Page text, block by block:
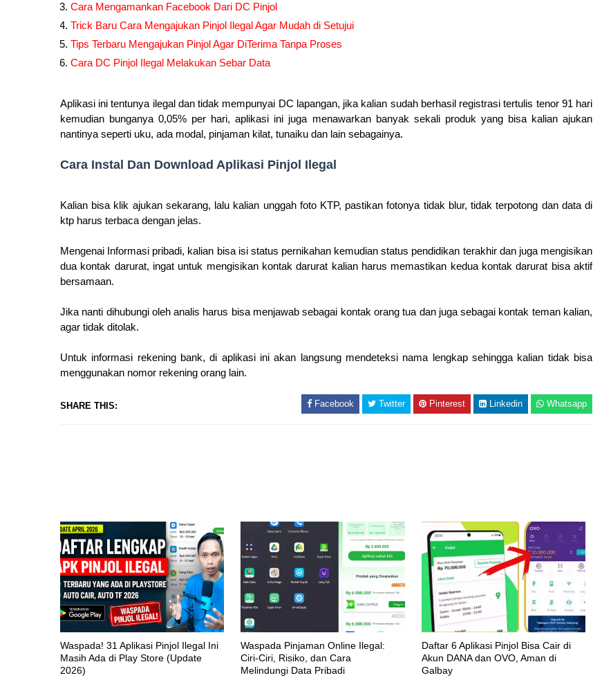
Cara Mengamankan Facebook Dari DC Pinjol
Trick Baru Cara Mengajukan Pinjol Ilegal Agar Mudah di Setujui
Tips Terbaru Mengajukan Pinjol Agar DiTerima Tanpa Proses
Cara DC Pinjol Ilegal Melakukan Sebar Data
Aplikasi ini tentunya ilegal dan tidak mempunyai DC lapangan, jika kalian sudah berhasil registrasi tertulis tenor 91 hari
kemudian bunganya 0,05% per hari, aplikasi ini juga menawarkan banyak sekali produk yang bisa kalian ajukan
nantinya seperti uku, ada modal, pinjaman kilat, tunaiku dan lain sebagainya.
Cara Instal Dan Download Aplikasi Pinjol Ilegal
Kalian bisa klik ajukan sekarang, lalu kalian unggah foto KTP, pastikan fotonya tidak blur, tidak terpotong dan data di
ktp harus terbaca dengan jelas.
Mengenai Informasi pribadi, kalian bisa isi status pernikahan kemudian status pendidikan terakhir dan juga mengisikan
dua kontak darurat, ingat untuk mengisikan kontak darurat kalian harus memastikan kedua kontak darurat bisa aktif
bersamaan.
Jika nanti dihubungi oleh analis harus bisa menjawab sebagai kontak orang tua dan juga sebagai kontak teman kalian,
agar tidak ditolak.
Untuk informasi rekening bank, di aplikasi ini akan langsung mendeteksi nama lengkap sehingga kalian tidak bisa
menggunakan nomor rekening orang lain.
SHARE THIS: Facebook Twitter Pinterest Linkedin Whatsapp
Waspada! 31 Aplikasi Pinjol Ilegal Ini
Masih Ada di Play Store (Update
2026)
Waspada Pinjaman Online Ilegal:
Ciri-Ciri, Risiko, dan Cara
Melindungi Data Pribadi
Daftar 6 Aplikasi Pinjol Bisa Cair di
Akun DANA dan OVO, Aman di
Galbay